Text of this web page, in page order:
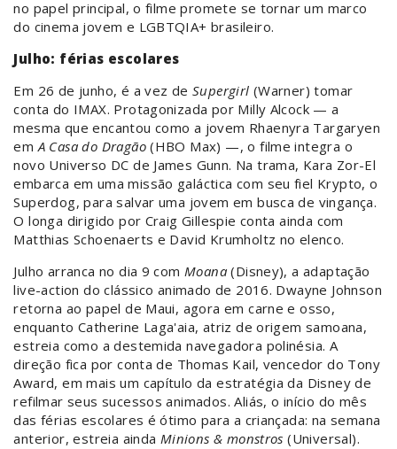
no papel principal, o filme promete se tornar um marco
do cinema jovem e LGBTQIA+ brasileiro.
Julho: férias escolares
Em 26 de junho, é a vez deSupergirl (Warner) tomar
conta do IMAX. Protagonizada por Milly Alcock — a
mesma que encantou como a jovem Rhaenyra Targaryen
emA Casa do Dragão(HBO Max) —, o filme integra o
novo Universo DC de James Gunn. Na trama, Kara Zor-El
embarca em uma missão galáctica com seu fiel Krypto, o
Superdog, para salvar uma jovem em busca de vingança.
O longa dirigido por Craig Gillespie conta ainda com
Matthias Schoenaerts e David Krumholtz no elenco.
Julho arranca no dia 9 comMoana(Disney), a adaptação
live-action do clássico animado de 2016. Dwayne Johnson
retorna ao papel de Maui, agora em carne e osso,
enquanto Catherine Laga'aia, atriz de origem samoana,
estreia como a destemida navegadora polinésia. A
direção fica por conta de Thomas Kail, vencedor do Tony
Award, em mais um capítulo da estratégia da Disney de
refilmar seus sucessos animados. Aliás, o início do mês
das férias escolares é ótimo para a criançada: na semana
anterior, estreia ainda Minions & monstros(Universal).